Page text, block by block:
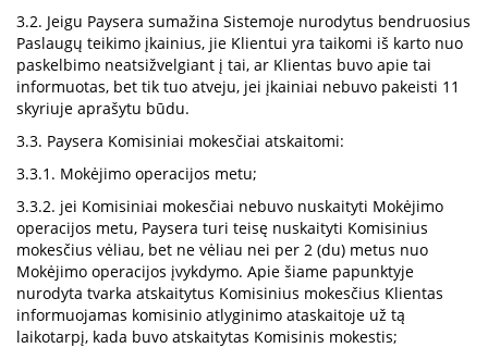
3.2. Jeigu Paysera sumažina Sistemoje nurodytus bendruosius
Paslaugų teikimo įkainius, jie Klientui yra taikomi iš karto nuo
paskelbimo neatsižvelgiant į tai, ar Klientas buvo apie tai
informuotas, bet tik tuo atveju, jei įkainiai nebuvo pakeisti 11
skyriuje aprašytu būdu.
3.3. Paysera Komisiniai mokesčiai atskaitomi:
3.3.1. Mokėjimo operacijos metu;
3.3.2. jei Komisiniai mokesčiai nebuvo nuskaityti Mokėjimo
operacijos metu, Paysera turi teisę nuskaityti Komisinius
mokesčius vėliau, bet ne vėliau nei per 2 (du) metus nuo
Mokėjimo operacijos įvykdymo. Apie šiame papunktyje
nurodyta tvarka atskaitytus Komisinius mokesčius Klientas
informuojamas komisinio atlyginimo ataskaitoje už tą
laikotarpį, kada buvo atskaitytas Komisinis mokestis;